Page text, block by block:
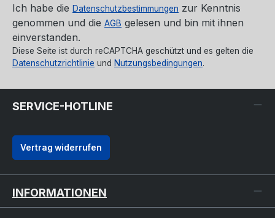
Ich habe die Datenschutzbestimmungen zur Kenntnis
genommen und die AGB gelesen und bin mit ihnen
einverstanden.
Diese Seite ist durch reCAPTCHA geschützt und es gelten die
Datenschutzrichtlinie und Nutzungsbedingungen.
SERVICE-HOTLINE
Vertrag widerrufen
INFORMATIONEN